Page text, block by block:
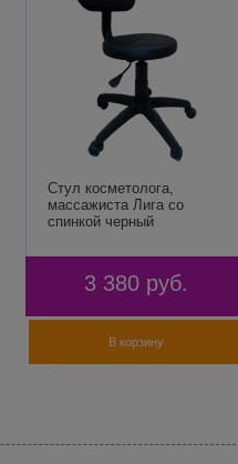
Стул косметолога,
массажиста Лига со
спинкой черный
3 380 руб.
В корзину